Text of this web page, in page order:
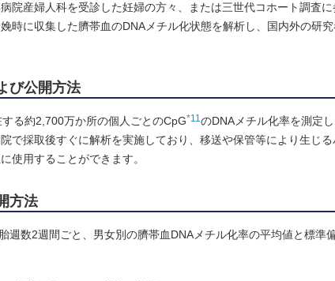
院産婦人科を受診した妊婦の方々、または三世代コホート調査
時に収集した臍帯血のDNAメチル化状態を解析し、国内外の研
び公開方法
る約2,700万か所の個人ごとのCpG*11のDNAメチル化率を測定
で採取後すぐに解析を実施しており、移送や保管等により生じ
使用することができます。
方法
数2週間ごと、男女別の臍帯血DNAメチル化率の平均値と標準